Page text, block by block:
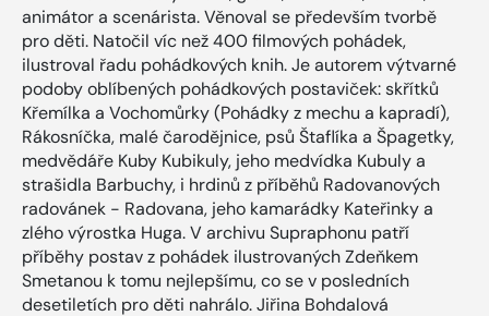
animátor a scenárista. Věnoval se především tvorbě
pro děti. Natočil víc než 400 filmových pohádek,
ilustroval řadu pohádkových knih. Je autorem výtvarné
podoby oblíbených pohádkových postaviček: skřítků
Křemílka a Vochomůrky (Pohádky z mechu a kapradí),
Rákosníčka, malé čarodějnice, psů Štaflíka a Špagetky,
medvědáře Kuby Kubikuly, jeho medvídka Kubuly a
strašidla Barbuchy, i hrdinů z příběhů Radovanových
radovánek - Radovana, jeho kamarádky Kateřinky a
zlého výrostka Huga. V archivu Supraphonu patří
příběhy postav z pohádek ilustrovaných Zdeňkem
Smetanou k tomu nejlepšímu, co se v posledních
desetiletích pro děti nahrálo. Jiřina Bohdalová